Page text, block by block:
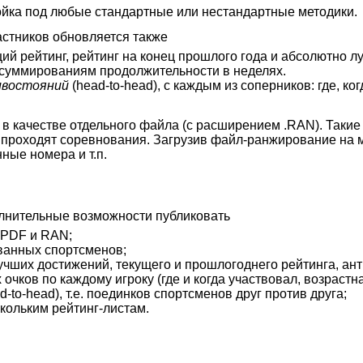
под любые стандартные или нестандартные методики.
обновляется также
рейтинг, рейтинг на конец прошлого года и абсолютно
продолжительности в неделях.
(head-to-head), с каждым из соперников: где,
качестве отдельного файла (с расширением .RAN).
соревнования. Загрузив файл-ранжирование
номера и т.п.
возможности публиковать
и RAN;
спортсменов;
достижений, текущего и прошлогоднего рейтинга,
по каждому игроку (где и когда участвовал,
to-head), т.е. поединков спортсменов друг против друга;
рейтинг-листам.